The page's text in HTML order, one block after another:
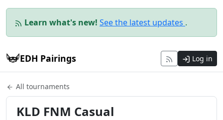
Learn what's new! See the latest updates .
EDH Pairings Log in
All tournaments
KLD FNM Casual